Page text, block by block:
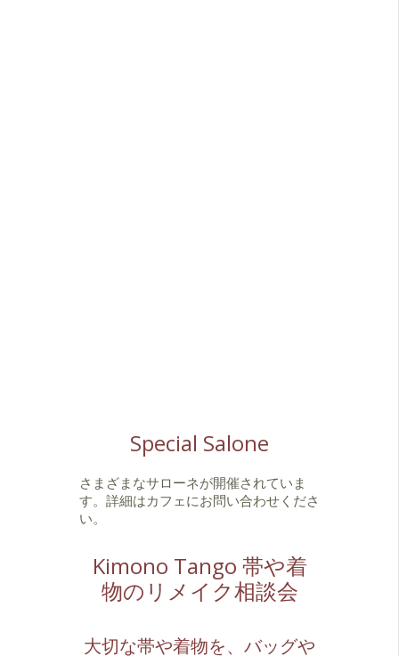
Special Salone
さまざまなサローネが開催されていま
す。詳細はカフェにお問い合わせくださ
い。
Kimono Tango 帯や着
物のリメイク相談会
大切な帯や着物を、バッグや